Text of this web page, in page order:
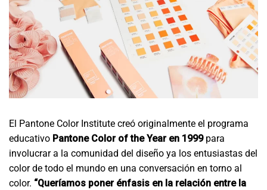
El Pantone Color Institute creó originalmente el programa
educativo Pantone Color of the Year en 1999para
involucrar a la comunidad del diseño ya los entusiastas del
color de todo el mundo en una conversación en torno al
color. “Queríamos poner énfasis en la relación entre la